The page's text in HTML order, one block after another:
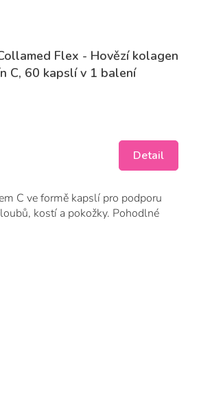
Flex - Hovězí kolagen
C, 60 kapslí v 1 balení
Detail
C ve formě kapslí pro podporu
kostí a pokožky. Pohodlné